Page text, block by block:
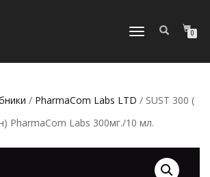
МОБІЛЬНЕ
0
/ PharmaCom Labs LTD / SUST 300 (
PharmaCom Labs 300мг./10 мл.